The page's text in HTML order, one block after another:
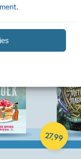
.
27,99
Hardcover